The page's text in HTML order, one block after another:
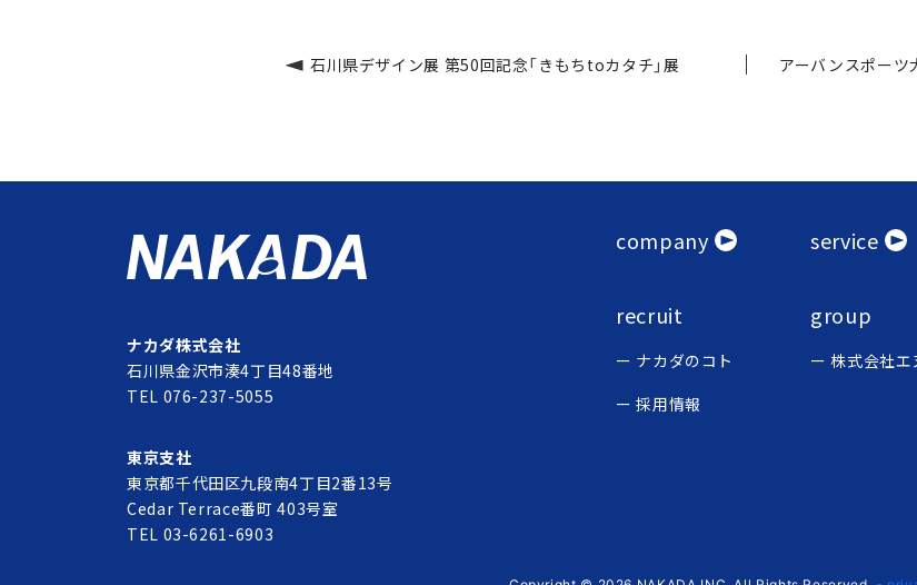
石川県デザイン展 第50回記念「きもちtoカタチ」展 アーバンスポーツ
ナカダ株式会社
石川県金沢市湊4丁目48番地
TEL 076-237-5055
東京支社
東京都千代田区九段南4丁目2番13号
Cedar Terrace番町 403号室
TEL 03-6261-6903
company service
recruit
ナカダのコト
採用情報
group
株式会社エ